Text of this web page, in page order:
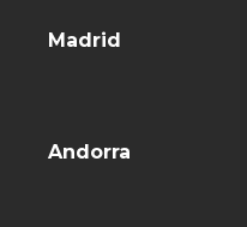
Madrid
Andorra